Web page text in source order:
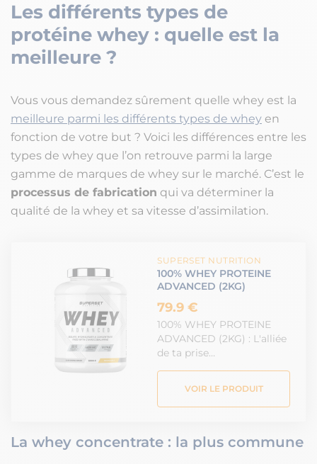
Les différents types de
protéine whey : quelle est la
meilleure ?
Vous vous demandez sûrement quelle whey est la
meilleure parmi les différents types de whey en
fonction de votre but ? Voici les différences entre les
types de whey que l’on retrouve parmi la large
gamme de marques de whey sur le marché. C’est le
processus de fabrication qui va déterminer la
qualité de la whey et sa vitesse d’assimilation.
SUPERSET NUTRITION
100% WHEY PROTEINE
ADVANCED (2KG)
79.9 €
100% WHEY PROTEINE
ADVANCED (2KG) : L'alliée
de ta prise…
VOIR LE PRODUIT
La whey concentrate : la plus commune